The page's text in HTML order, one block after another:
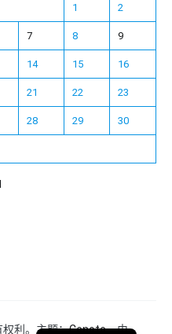
1 2
7 8 9
14 15 16
21 22 23
28 29 30
权利。主题：Cenote，由
English